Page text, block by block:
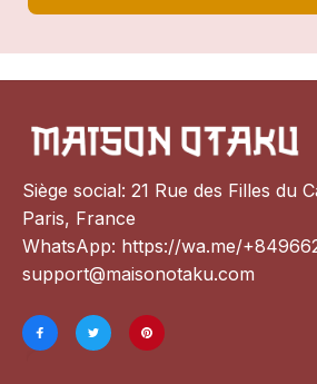
Siège social: 21 Rue des Filles du
Paris, France
WhatsApp: https://wa.me/
support@maisonotaku.com